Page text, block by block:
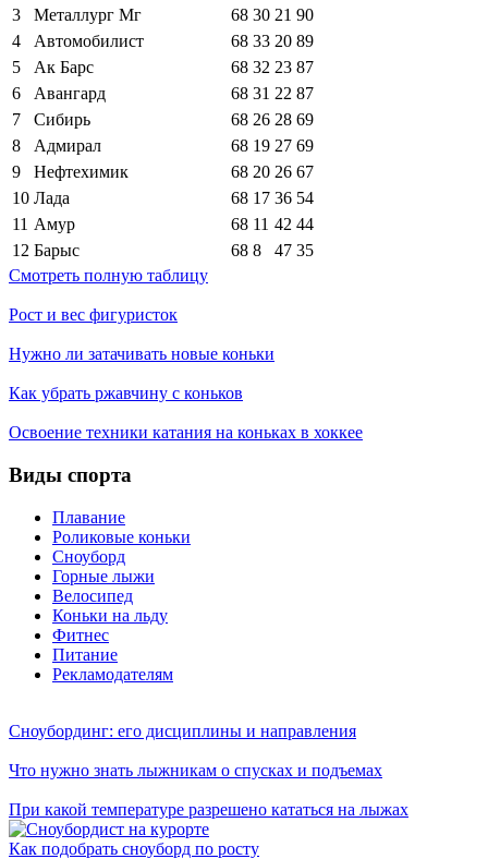
3
Металлург Мг 68 30 21 90
4
Автомобилист 68 33 20 89
5
Ак Барс 68 32 23 87
6
Авангард 68 31 22 87
7
Сибирь 68 26 28 69
8
Адмирал 68 19 27 69
9
Нефтехимик 68 20 26 67
10 Лада 68 17 36 54
11 Амур 68 11 42 44
12 Барыс 68 8 47 35
Смотреть полную таблицу
Рост и вес фигуристок
Нужно ли затачивать новые коньки
Как убрать ржавчину с коньков
Освоение техники катания на коньках в хоккее
Виды спорта
Плавание
Роликовые коньки
Сноуборд
Горные лыжи
Велосипед
Коньки на льду
Фитнес
Питание
Рекламодателям
Сноубординг: его дисциплины и направления
Что нужно знать лыжникам о спусках и подъемах
При какой температуре разрешено кататься на лыжах
Как подобрать сноуборд по росту